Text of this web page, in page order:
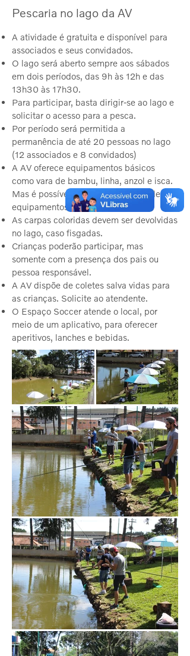
Pescaria no lago da AV
A atividade é gratuita e disponível para
associados e seus convidados.
O lago será aberto sempre aos sábados
em dois períodos, das 9h às 12h e das
13h30 às 17h30.
Para participar, basta dirigir-se ao lago e
solicitar o acesso para a pesca.
Por período será permitida a
permanência de até 20 pessoas no lago
(12 associados e 8 convidados)
A AV oferece equipamentos básicos
como vara de bambu, linha, anzol e isca.
Mas é possível ao associado o uso de
equipamentos próprios.
As carpas coloridas devem ser devolvidas
no lago, caso fisgadas.
Crianças poderão participar, mas
somente com a presença dos pais ou
pessoa responsável.
A AV dispõe de coletes salva vidas para
as crianças. Solicite ao atendente.
O Espaço Soccer atende o local, por
meio de um aplicativo, para oferecer
aperitivos, lanches e bebidas.